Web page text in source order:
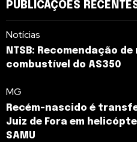
PUBLICAÇÕES
Notícias
NTSB: Recomendação
combustível do AS350
MG
Recém-nascido é
Juiz de Fora em
SAMU